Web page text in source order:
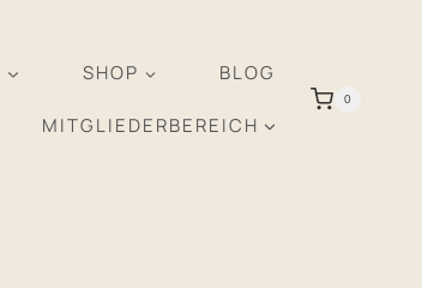
SHOP BLOG
MITGLIEDERBEREICH
0